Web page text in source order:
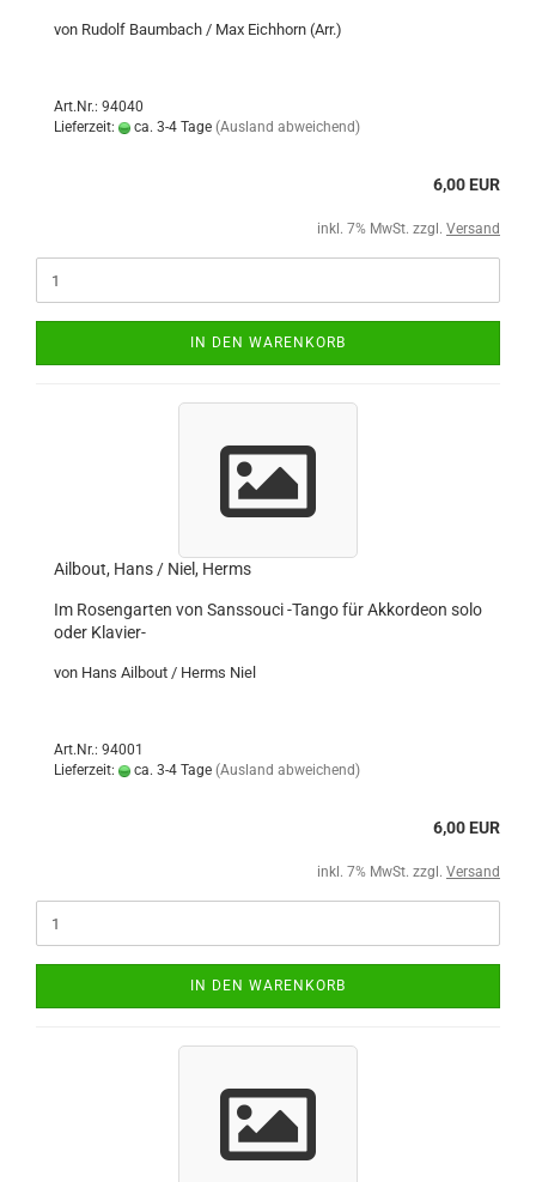
von Rudolf Baumbach / Max Eichhorn (Arr.)
Art.Nr.: 94040
Lieferzeit:
ca. 3-4 Tage (Ausland abweichend)
6,00 EUR
inkl. 7% MwSt. zzgl. Versand
IN DEN WARENKORB
Ailbout, Hans / Niel, Herms
Im Rosengarten von Sanssouci -Tango für Akkordeon solo
oder Klavier-
von Hans Ailbout / Herms Niel
Art.Nr.: 94001
Lieferzeit:
ca. 3-4 Tage (Ausland abweichend)
6,00 EUR
inkl. 7% MwSt. zzgl. Versand
IN DEN WARENKORB